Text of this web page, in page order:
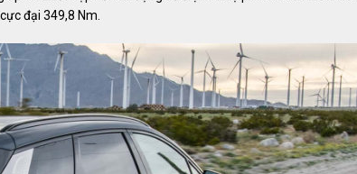
đại 349,8 Nm.